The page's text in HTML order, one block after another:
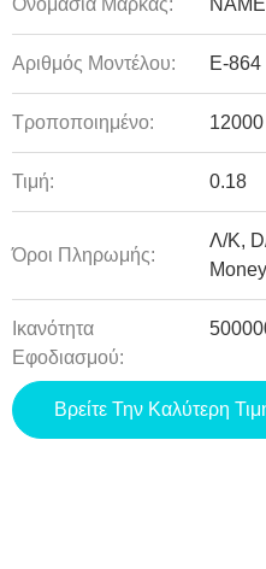
Ονομασία Μάρκας: NAMEI
Αριθμός Μοντέλου: Ε-864
Τροποποιημένο: 12000
Τιμή: 0.18
Όροι Πληρωμής:
Λ/Κ,
Ικανότητα
Εφοδιασμού:
Βρείτε Την Καλύτερη